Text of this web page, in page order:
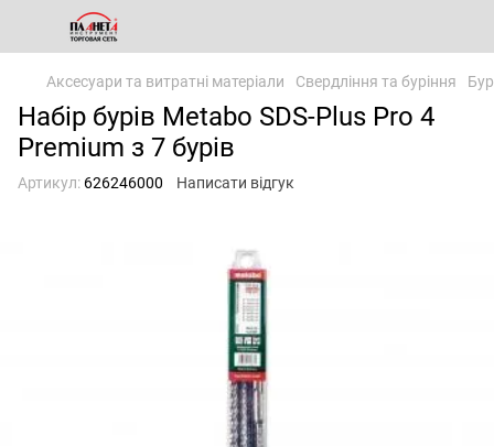
Аксесуари та витратні матеріали Свердління та буріння
Набір бурів Metabo SDS-Plus Pro 4
Premium з 7 бурів
Артикул: 626246000 Написати відгук